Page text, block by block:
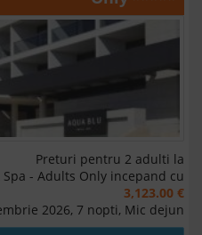
Preturi pentru 2 adulti la
- Adults Only incepand cu
3,123.00 €
2026, 7 nopti, Mic dejun